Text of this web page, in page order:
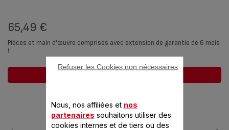
65,49 €
Pièces et main d'œuvre comprises avec extension de garantie de 6 mois
!
Nous, nos affiliées et nos
partenaires souhaitons utiliser des
cookies internes et de tiers ou des
Refuser les Cookies non nécessaires